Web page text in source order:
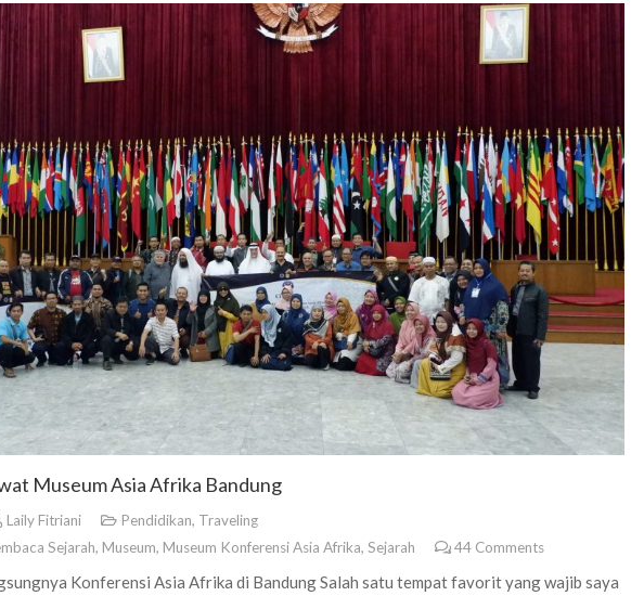
Museum Asia Afrika Bandung
Laily Fitriani Pendidikan, Traveling
Sejarah, Museum, Museum Konferensi Asia Afrika, Sejarah 44 Comments
Konferensi Asia Afrika di Bandung Salah satu tempat favorit yang wajib saya